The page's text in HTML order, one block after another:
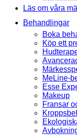
Läs om våra
Behandlingar
Boka
Köp ett
MeLine-
Esse
Makeup
Fransar